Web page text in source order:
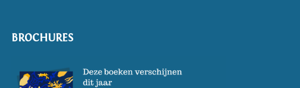
BROCHURES